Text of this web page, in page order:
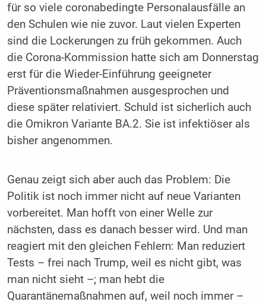
für so viele coronabedingte Personalausfälle an
den Schulen wie nie zuvor. Laut vielen Experten
sind die Lockerungen zu früh gekommen. Auch
die Corona-Kommission hatte sich am Donnerstag
erst für die Wieder-Einführung geeigneter
Präventionsmaßnahmen ausgesprochen und
diese später relativiert. Schuld ist sicherlich auch
die Omikron Variante BA.2. Sie ist infektiöser als
bisher angenommen.
Genau zeigt sich aber auch das Problem: Die
Politik ist noch immer nicht auf neue Varianten
vorbereitet. Man hofft von einer Welle zur
nächsten, dass es danach besser wird. Und man
reagiert mit den gleichen Fehlern: Man reduziert
Tests – frei nach Trump, weil es nicht gibt, was
man nicht sieht –; man hebt die
Quarantänemaßnahmen auf, weil noch immer –